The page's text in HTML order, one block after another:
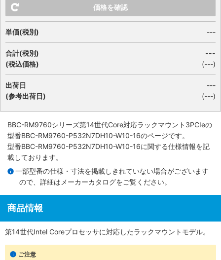
価格を確認
単価(税別) ---
合計(税別)
(税込価格)
---
(---)
出荷日
(参考出荷日)
---
(---)
BBC-RM9760シリーズ第14世代Core対応ラックマウント3PCIeの
型番BBC-RM9760-P532N7DH10-W10-16のページです。
型番BBC-RM9760-P532N7DH10-W10-16に関する仕様情報を記
載しております。
一部型番の仕様・寸法を掲載しきれていない場合がございます
ので、詳細は メーカーカタログをご覧ください。
商品情報
第14世代Intel Coreプロセッサに対応したラックマウントモデル。
ご注意